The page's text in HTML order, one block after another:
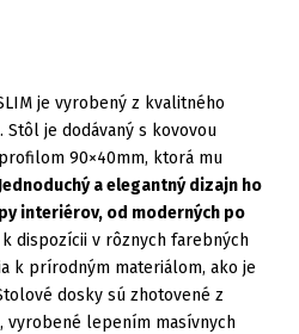
je vyrobený z kvalitného
Stôl je dodávaný s kovovou
90×40mm, ktorá mu
a elegantný dizajn ho
interiérov, od moderných po
k dispozícii v rôznych farebných
k prírodným materiálom, ako je
dosky sú zhotovené z
vyrobené lepením masívnych